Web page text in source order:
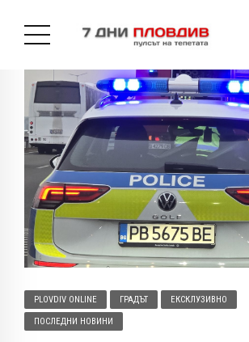
PLOVDIV ONLINE ГРАДЪТ ЕКСКЛУЗИВНО
ПОСЛЕДНИ НОВИНИ